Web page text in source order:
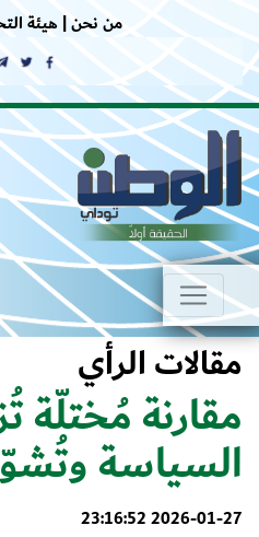
من نحن |هيئة
مقالات الرأي
مقارنة مُختلّة
السياسة
2026-01-27 23:16:52